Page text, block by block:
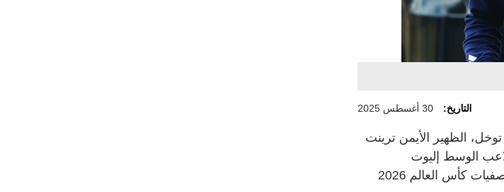
التاريخ: 30 أغسطس 2025
الظهير الأيمن ترينت
الوسط إليوت
أندرسون والمدافع دجيد سبنس للمرة الأولى تمهيداً لمباراتي تصفيات كأس العالم 2026